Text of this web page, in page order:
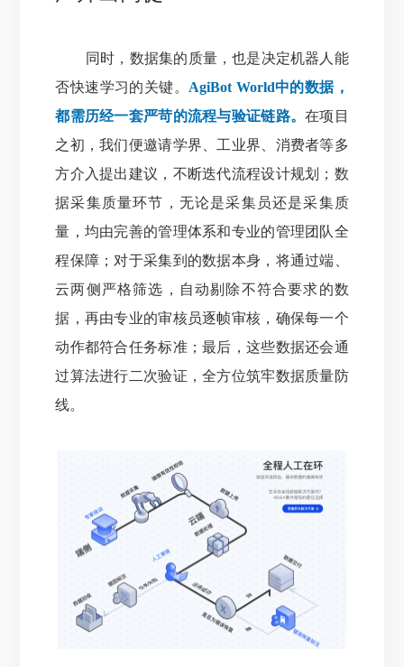
同时，数据集的质量，也是决定机器人能
否快速学习的关键。 AgiBot World中的数据，
都需历经一套严苛的流程与验证链路。在项目
之初，我们便邀请学界、工业界、消费者等多
方介入提出建议，不断迭代流程设计规划；数
据采集质量环节，无论是采集员还是采集质
量，均由完善的管理体系和专业的管理团队全
程保障；对于采集到的数据本身，将通过端、
云两侧严格筛选，自动剔除不符合要求的数
据，再由专业的审核员逐帧审核，确保每一个
动作都符合任务标准；最后，这些数据还会通
过算法进行二次验证，全方位筑牢数据质量防
线。